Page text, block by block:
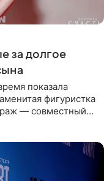
за долгое
показала
фигуристка
— совместный